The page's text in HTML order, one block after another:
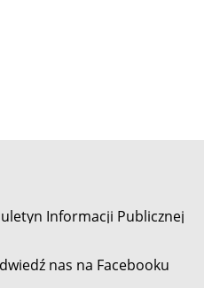
Informacji Publicznej
nas na Facebooku